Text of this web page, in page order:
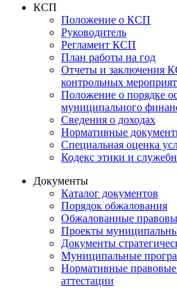
КСП
Положение о КСП
Руководитель
Регламент КСП
План работы на год
Отчеты и заключения
контрольных
Положение о порядке
муниципального
Сведения о доходах
Нормативные
Специальная оценка
Кодекс этики и
Документы
Каталог документов
Порядок обжалования
Обжалованные
Проекты
Документы
Муниципальные
Нормативные
аттестации